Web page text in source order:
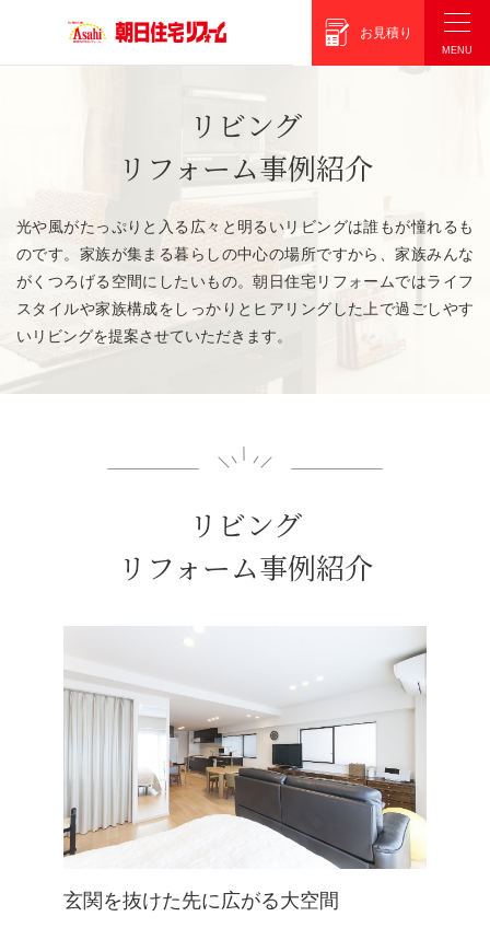
お見積り
リビング
リフォーム事例紹介
光や風がたっぷりと入る広々と明るいリビングは誰もが憧れるも
のです。家族が集まる暮らしの中心の場所ですから、家族みんな
がくつろげる空間にしたいもの。朝日住宅リフォームではライフ
スタイルや家族構成をしっかりとヒアリングした上で過ごしやす
いリビングを提案させていただきます。
リビング
リフォーム事例紹介
玄関を抜けた先に広がる大空間